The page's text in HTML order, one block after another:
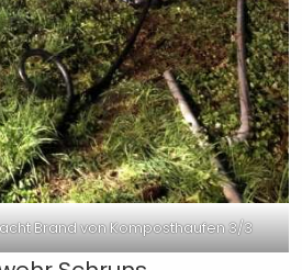
Brand von Komposthaufen 3/3